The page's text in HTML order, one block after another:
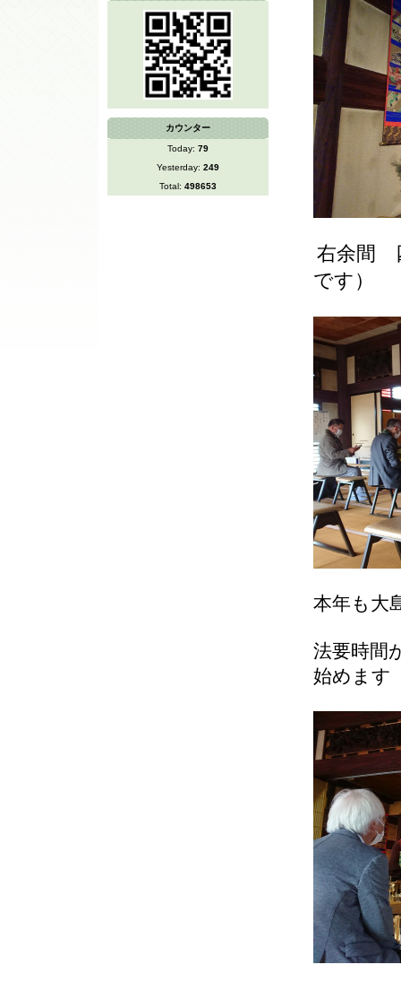
右余間
です）
本年も大
法要時間
始めます
カウンター
Today: 79
Yesterday: 249
Total: 498653